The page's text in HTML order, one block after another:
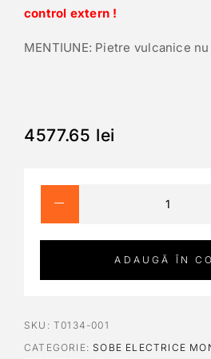
control extern !
MENTIUNE: Pietre vulcanice
4577.65 lei
ADAUGĂ ÎN
SKU: T0134-001
CATEGORIE: SOBE ELECTRICE